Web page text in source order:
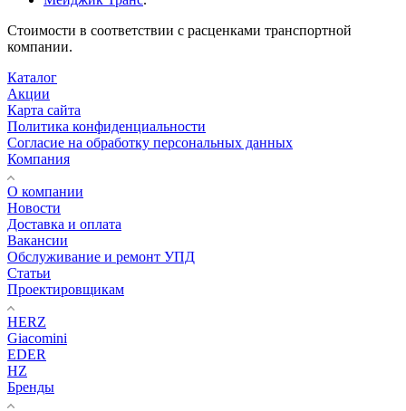
Стоимости в соответствии с расценками транспортной
компании.
Каталог
Акции
Карта сайта
Политика конфиденциальности
Согласие на обработку персональных данных
Компания
О компании
Новости
Доставка и оплата
Вакансии
Обслуживание и ремонт УПД
Статьи
Проектировщикам
HERZ
Giacomini
EDER
HZ
Бренды